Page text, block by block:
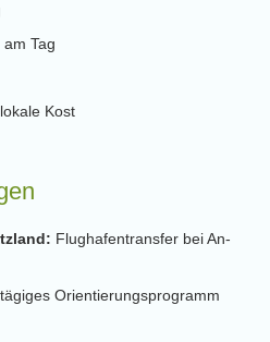
Tag
Kost
Flughafentransfer bei An-
Orientierungsprogramm